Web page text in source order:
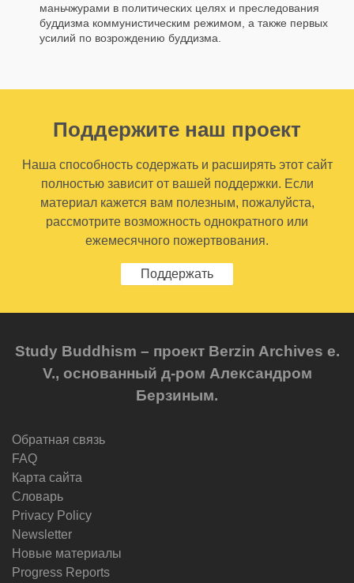
маньчжурами в политических целях и преследования
буддизма коммунистическим режимом, а также первых
усилий по возрождению буддизма.
Поддержите наш проект
Наша способность содержать и расширять этот сайт
полностью зависит от вашей поддержки. Если
материал кажется вам полезным, пожалуйста,
рассмотрите возможность однократного или
ежемесячного пожертвования.
Поддержать
Study Buddhism – проект Berzin Archives e.
V., основанный д-ром Александром
Берзиным.
Обратная связь
FAQ
Карта сайта
Словарь
Privacy Policy
Newsletter
Новые материалы
Progress Reports